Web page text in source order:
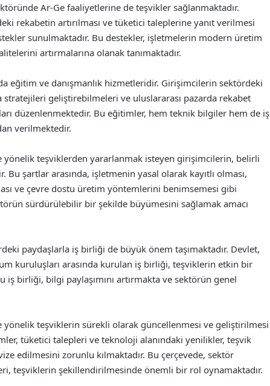
Ar-Ge faaliyetlerine de teşvikler sağlanmaktadır.
rekabetin artırılması ve tüketici taleplerine yanıt verilmesi
sunulmaktadır. Bu destekler, işletmelerin modern üretim
artırmalarına olanak tanımaktadır.
eğitim ve danışmanlık hizmetleridir. Girişimcilerin sektördeki
geliştirebilmeleri ve uluslararası pazarda rekabet
düzenlenmektedir. Bu eğitimler, hem teknik bilgiler hem de iş
verilmektedir.
yönelik teşviklerden yararlanmak isteyen girişimcilerin, belirli
şartlar arasında, işletmenin yasal olarak kayıtlı olması,
ve çevre dostu üretim yöntemlerini benimsemesi gibi
sürdürülebilir bir şekilde büyümesini sağlamak amacı
paydaşlarla iş birliği de büyük önem taşımaktadır. Devlet,
kuruluşları arasında kurulan iş birliği, teşviklerin etkin bir
iş birliği, bilgi paylaşımını artırmakta ve sektörün genel
yönelik teşviklerin sürekli olarak güncellenmesi ve geliştirilmesi
tüketici talepleri ve teknoloji alanındaki yenilikler, teşvik
edilmesini zorunlu kılmaktadır. Bu çerçevede, sektör
teşviklerin şekillendirilmesinde önemli bir rol oynamaktadır.